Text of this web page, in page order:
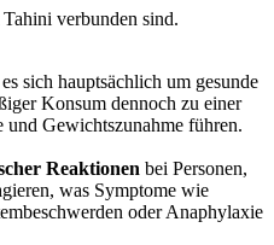
verbunden sind.
sich hauptsächlich um gesunde
Konsum dennoch zu einer
Gewichtszunahme führen.
Reaktionen bei Personen,
was Symptome wie
oder Anaphylaxie